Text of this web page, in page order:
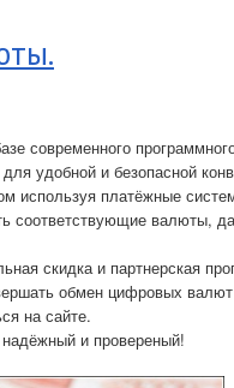
современного
удобной и безопасной
используя платёжные
соответствующие валюты,
скидка и партнерская
обмен цифровых
на сайте.
надёжный и провереный!